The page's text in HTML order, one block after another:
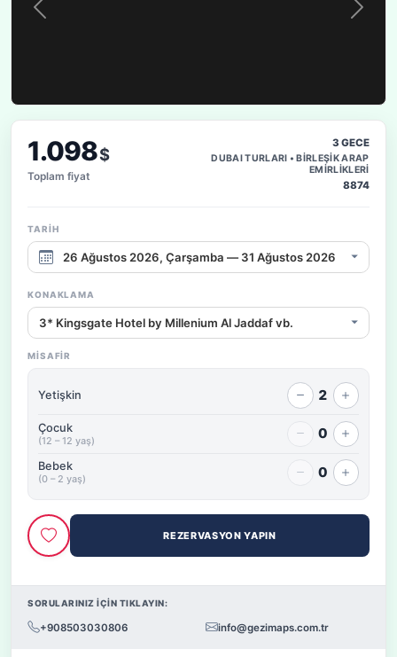
1.098$
Toplam fiyat
3 GECE
DUBAI TURLARI • BİRLEŞİK ARAP
EMİRLİKLERİ
8874
TARIH
Çıkış tarihi aralığı
KONAKLAMA
Konaklama / fiyat seçeneği
MISAFIR
Yetişkin 2
Çocuk
(12 – 12 yaş) 0
Bebek
(0 – 2 yaş) 0
REZERVASYON YAPIN
SORULARINIZ İÇİN TIKLAYIN:
+908503030806 info@gezimaps.com.tr